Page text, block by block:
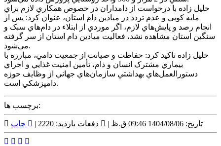
خليل زاده با درخواست از دامداران در خصوص همکاري لازم براي
مايه کوبي و عدم تردد در ميادين دام استان، عنوان کرد: پس از
انجام رصد و پايش‌هاي لازم، اگر موردي از ابتلاء در دام‌هاي سبک و
سنگين استان مشاهده نشد، فعاليت ميادين دام استان از سر گرفته
مي‌شود.
خليل زاده تاکيد کرد: حفاظت و صيانت از جمعيت دامي، مبارزه با
بيماري مشترک انسان و دام، تأمين امنيت غذايي و اجراي
دستورالعمل‌هاي بهداشتي سازمان‌هاي جهاني از وظايف حوزه
دامپزشکي است.
برچسب ها:
تاریخ: 1404/08/06 09:46 ق.ظ | دفعات بازدید: 2220 | چاپ